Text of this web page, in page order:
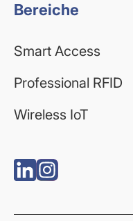
Bereiche
Smart Access
Professional RFID
Wireless IoT